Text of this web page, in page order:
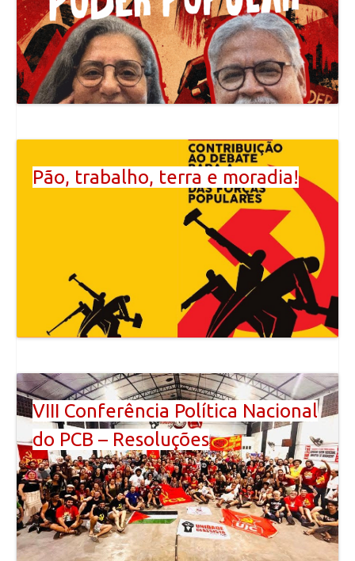
Pão, trabalho, terra e moradia!
VIII Conferência Política Nacional
do PCB – Resoluções